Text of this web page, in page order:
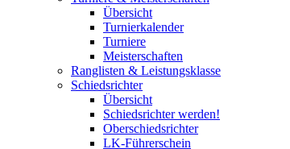
Übersicht
Turnierkalender
Turniere
Meisterschaften
Ranglisten & Leistungsklasse
Schiedsrichter
Übersicht
Schiedsrichter werden!
Oberschiedsrichter
LK-Führerschein